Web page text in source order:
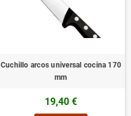
Cuchillo arcos universal cocina 170
mm
19,40 €